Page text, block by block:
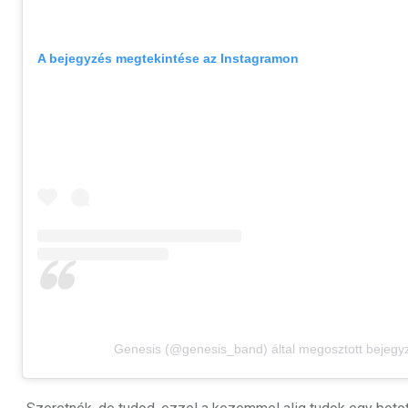
A bejegyzés megtekintése az Instagramon
Genesis (@genesis_band) által megosztott